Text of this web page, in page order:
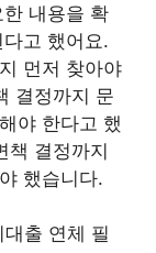
내용을 확
고 했어요.
먼저 찾아야
결정까지 문
야 한다고 했
책 결정까지
했습니다.